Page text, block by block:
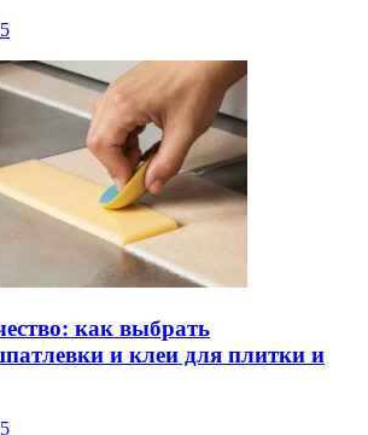
как выбрать
и клеи для плитки и